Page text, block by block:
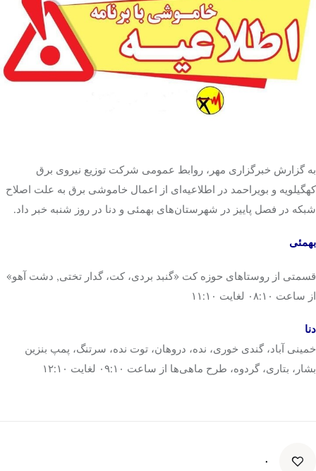
قوانین بازنشر
تبلیغات راه نو نیوز
آوین دیلی
پایگاه خبری آبان
خرید موتور ایمپلنت
به گزارش خبرگزاری مهر، روابط عمومی شرکت توزیع نیروی برق
کهگیلویه و بویراحمد در اطلاعیه‌ای از اعمال خاموشی برق به علت اصلاح
شبکه در فصل پاییز در شهرستان‌های بهمئی و دنا در روز شنبه خبر داد.
بهمئی
قسمتی از روستاهای حوزه کت «گنبد بردی، کت، گدار تختی, دشت آهو»
از ساعت ۰۸:۱۰ لغایت ۱۱:۱۰
دنا
خمینی آباد، گندی خوری، نده، دروهان، توت نده، سرتنگ، پمپ بنزین
بشار، بتاری، گردوه، طرح ماهی‌ها از ساعت ۰۹:۱۰ لغایت ۱۲:۱۰
۰